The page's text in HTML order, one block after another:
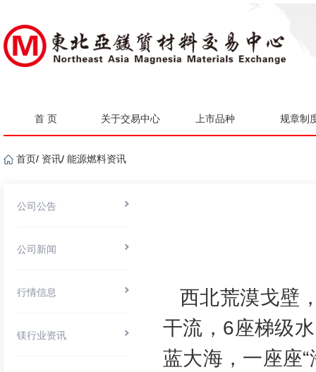
首 页 关于交易中心 上市品种 规章制
首页/ 资讯/ 能源燃料资讯
公司公告
公司新闻
行情信息
镁行业资讯
西北荒漠戈壁
干流，6座梯级
蓝大海，一座座